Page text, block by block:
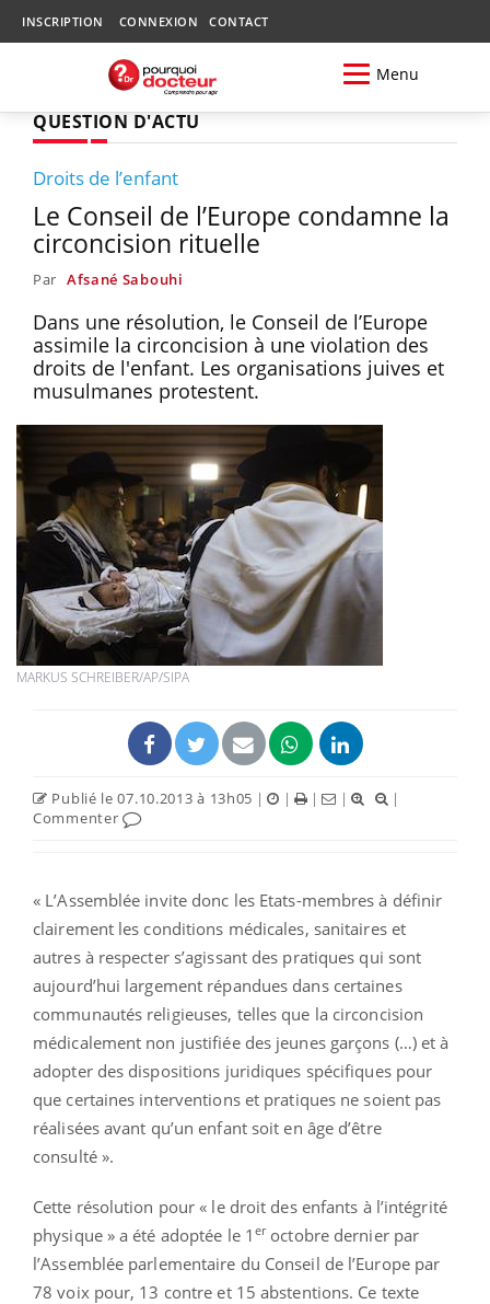
INSCRIPTION CONNEXION CONTACT
Menu
QUESTION D'ACTU
Droits de l’enfant
Le Conseil de l’Europe condamne la
circoncision rituelle
Par Afsané Sabouhi
Dans une résolution, le Conseil de l’Europe
assimile la circoncision à une violation des
droits de l'enfant. Les organisations juives et
musulmanes protestent.
MARKUS SCHREIBER/AP/SIPA
Publié le 07.10.2013 à 13h05 | | | |
|
Commenter
« L’Assemblée invite donc les Etats-membres à définir
clairement les conditions médicales, sanitaires et
autres à respecter s’agissant des pratiques qui sont
aujourd’hui largement répandues dans certaines
communautés religieuses, telles que la circoncision
médicalement non justifiée des jeunes garçons (…) et à
adopter des dispositions juridiques spécifiques pour
que certaines interventions et pratiques ne soient pas
réalisées avant qu’un enfant soit en âge d’être
consulté ».
Cette résolution pour « le droit des enfants à l’intégrité
physique » a été adoptée le 1 eroctobre dernier par
l’Assemblée parlementaire du Conseil de l’Europe par
78 voix pour, 13 contre et 15 abstentions. Ce texte